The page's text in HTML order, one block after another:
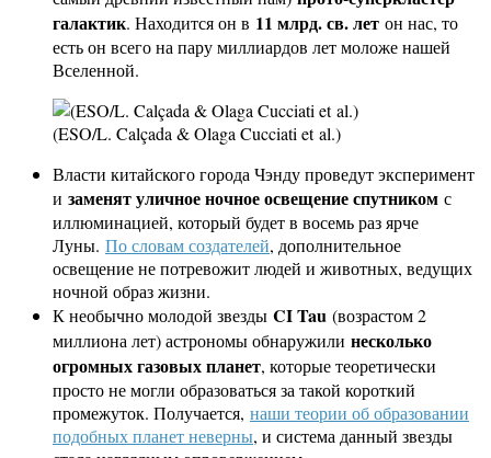
галактик. Находится он в 11 млрд. св. лет он нас, то
есть он всего на пару миллиардов лет моложе нашей
Вселенной.
(ESO/L. Calçada & Olaga Cucciati et al.)
Власти китайского города Чэнду проведут эксперимент
и заменят уличное ночное освещение спутником с
иллюминацией, который будет в восемь раз ярче
Луны. По словам создателей, дополнительное
освещение не потревожит людей и животных, ведущих
ночной образ жизни.
К необычно молодой звезды CI Tau (возрастом 2
миллиона лет) астрономы обнаружили несколько
огромных газовых планет, которые теоретически
просто не могли образоваться за такой короткий
промежуток. Получается, наши теории об образовании
подобных планет неверны, и система данный звезды